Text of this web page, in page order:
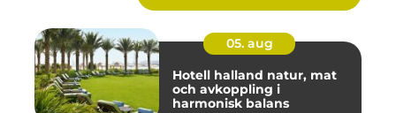
05. aug
Hotell halland natur, mat
och avkoppling i
harmonisk balans